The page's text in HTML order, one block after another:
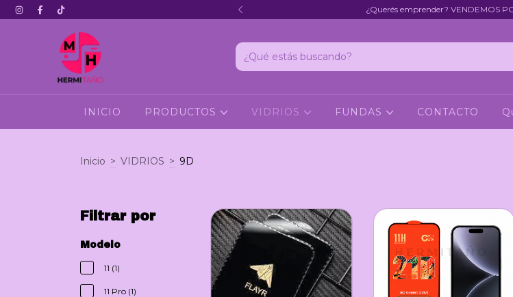
Hola 3 ¿Querés emprender? VENDEMOS
INICIO PRODUCTOS VIDRIOS FUNDAS CONTACTO
Inicio > VIDRIOS > 9D
Filtrar por
Modelo
11 (1)
11 Pro (1)